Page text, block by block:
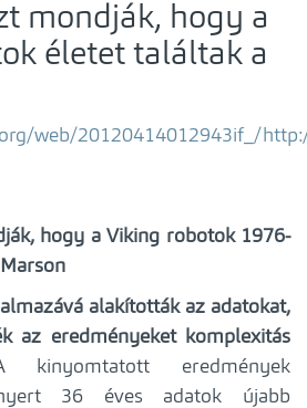
mondják, hogy a
életet találtak a
web/20120414012943if_/
hogy a Viking robotok 1976-
alakították az adatokat,
az eredményeket komplexitás
eredmények
nyert 36 éves adatok újabb